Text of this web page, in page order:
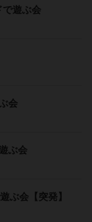
で遊ぶ会
会
ぶ会
ぶ会【突発】